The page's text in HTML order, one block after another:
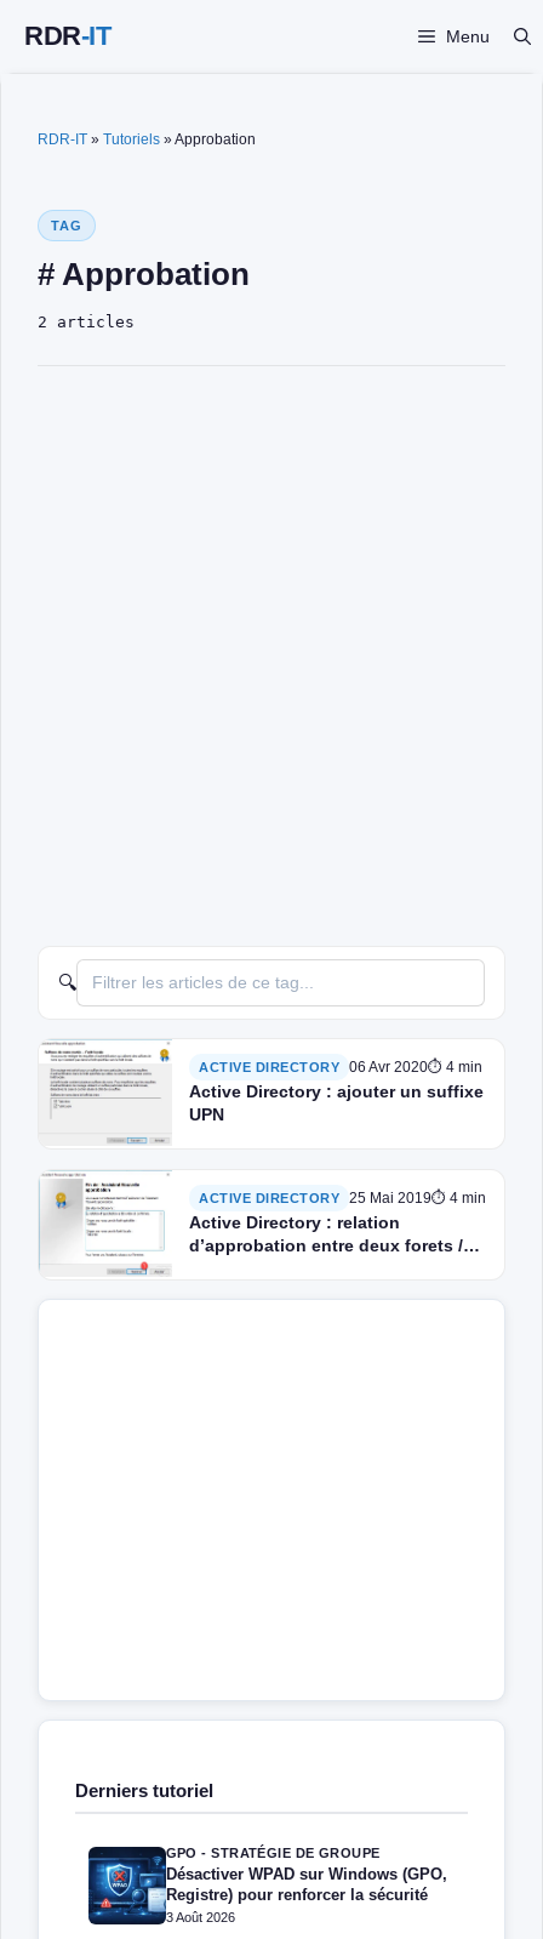
Menu
RDR-IT » Tutoriels »Approbation
TAG
# Approbation
2 articles
🔍
ACTIVE DIRECTORY 06 Avr 2020⏱ 4 min
Active Directory : ajouter un suffixe
UPN
ACTIVE DIRECTORY 25 Mai 2019⏱ 4 min
Active Directory : relation
d’approbation entre deux forets /
Derniers tutoriel
GPO - STRATÉGIE DE GROUPE
Désactiver WPAD sur Windows (GPO,
Registre) pour renforcer la sécurité
3 Août 2026